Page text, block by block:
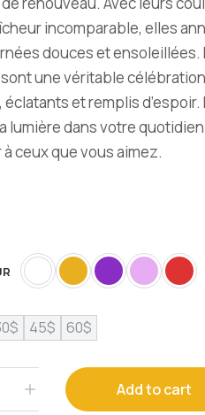
incomparable, elles
douces et ensoleillées.
une véritable
éclatants et remplis
lumière dans votre
ceux que vous aimez.
45$ 60$
Add to cart